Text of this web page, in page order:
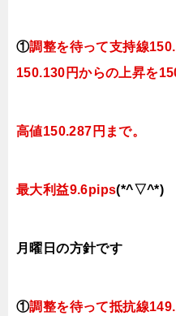
①調整を待って支持線
150.130円からの上昇を
高値150.287円まで。
最大利益9.6pips(*^▽^*)
月曜 日の方針です
①調整を待って抵抗線149